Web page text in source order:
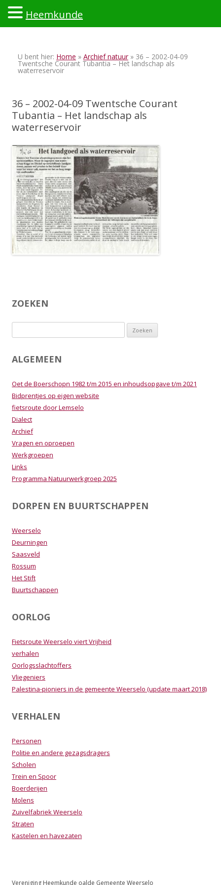
U bent hier: Home » Archief natuur» 36 – 2002-04-09
Twentsche Courant Tubantia – Het landschap als
waterreservoir
36 – 2002-04-09 Twentsche Courant
Tubantia – Het landschap als
waterreservoir
ZOEKEN
naar:
ALGEMEEN
Oet de Boerschopn 1982 t/m 2015 en inhoudsopgave t/m 2021
Bidprentjes op eigen website
fietsroute door Lemselo
Dialect
Archief
Vragen en oproepen
Werkgroepen
Links
Programma Natuurwerkgroep 2025
DORPEN EN BUURTSCHAPPEN
Weerselo
Deurningen
Saasveld
Rossum
Het Stift
Buurtschappen
OORLOG
Fietsroute Weerselo viert Vrijheid
verhalen
Oorlogsslachtoffers
Vliegeniers
Palestina-pioniers in de gemeente Weerselo (update maart 2018)
VERHALEN
Personen
Politie en andere gezagsdragers
Scholen
Trein en Spoor
Boerderijen
Molens
Zuivelfabriek Weerselo
Straten
Kastelen en havezaten
Vereniging Heemkunde oalde Gemeente Weerselo
Heemkunde